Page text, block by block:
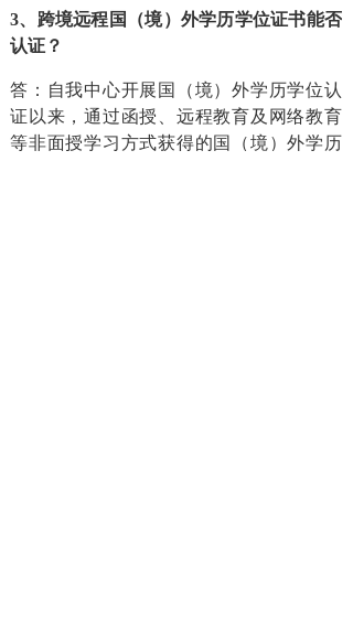
3、跨境远程国（境）外学历学位证书能否
认证？
答：自我中心开展国（境）外学历学位认
证以来，通过函授、远程教育及网络教育
等非面授学习方式获得的国（境）外学历